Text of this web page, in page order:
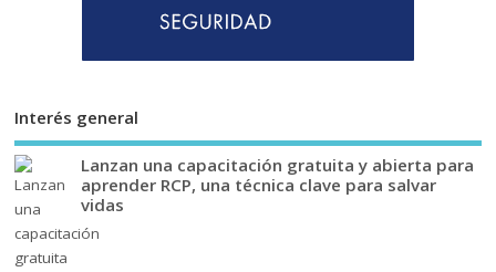
Interés general
Lanzan una capacitación gratuita y abierta para
aprender RCP, una técnica clave para salvar
vidas